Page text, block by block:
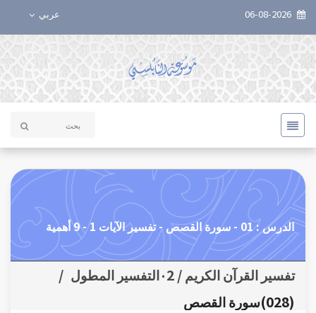
عربي
الدرس : 01 - سورة القصص - تفسير الآيات 1 - 9 أهمية
تفسير القرآن الكريم / ٠2التفسير المطول
/
(028)سورة القصص